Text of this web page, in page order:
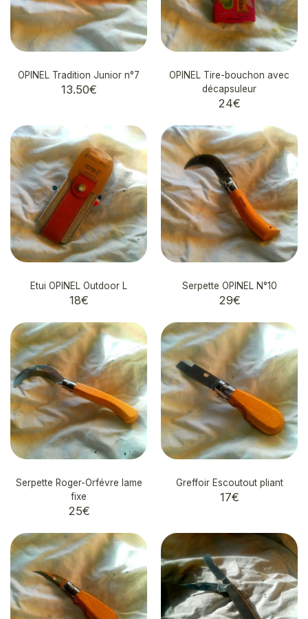
OPINEL Tradition Junior n°7
13.50€
OPINEL Tire-bouchon avec
décapsuleur
24€
Etui OPINEL Outdoor L
18€
Serpette OPINEL N°10
29€
Serpette Roger-Orfévre lame
fixe
25€
Greffoir Escoutout pliant
17€